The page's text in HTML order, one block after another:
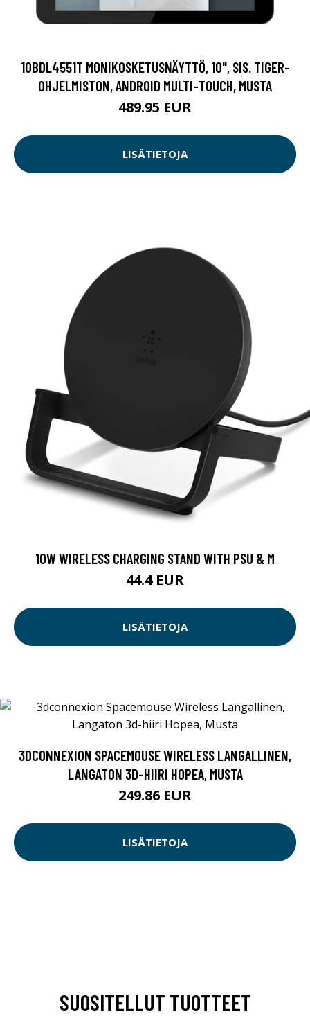
10BDL4551T MONIKOSKETUSNÄYTTÖ, 10", SIS. TIGER-
OHJELMISTON, ANDROID MULTI-TOUCH, MUSTA
489.95 EUR
LISÄTIETOJA
10W WIRELESS CHARGING STAND WITH PSU & M
44.4 EUR
LISÄTIETOJA
3DCONNEXION SPACEMOUSE WIRELESS LANGALLINEN,
LANGATON 3D-HIIRI HOPEA, MUSTA
249.86 EUR
LISÄTIETOJA
SUOSITELLUT TUOTTEET